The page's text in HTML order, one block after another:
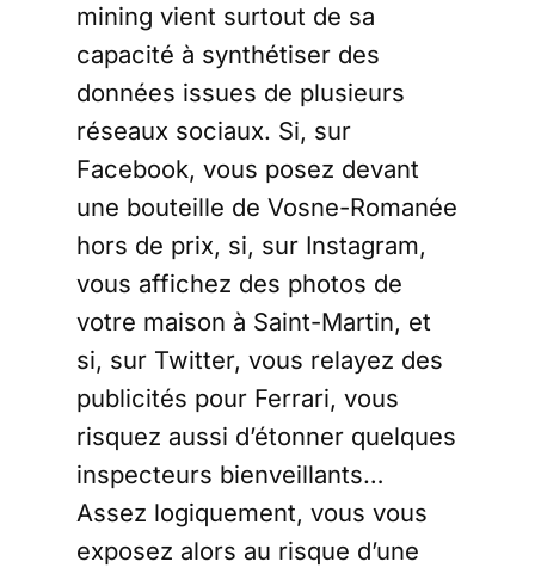
mining vient surtout de sa
capacité à synthétiser des
données issues de plusieurs
réseaux sociaux. Si, sur
Facebook, vous posez devant
une bouteille de Vosne-Romanée
hors de prix, si, sur Instagram,
vous affichez des photos de
votre maison à Saint-Martin, et
si, sur Twitter, vous relayez des
publicités pour Ferrari, vous
risquez aussi d’étonner quelques
inspecteurs bienveillants…
Assez logiquement, vous vous
exposez alors au risque d’une